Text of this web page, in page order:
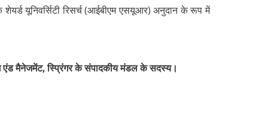
यूनिवर्सिटी रिसर्च (आईबीएम एसयूआर) अनुदान के रूप में
मैनेजमेंट, स्प्रिंगर के संपादकीय मंडल के सदस्य।